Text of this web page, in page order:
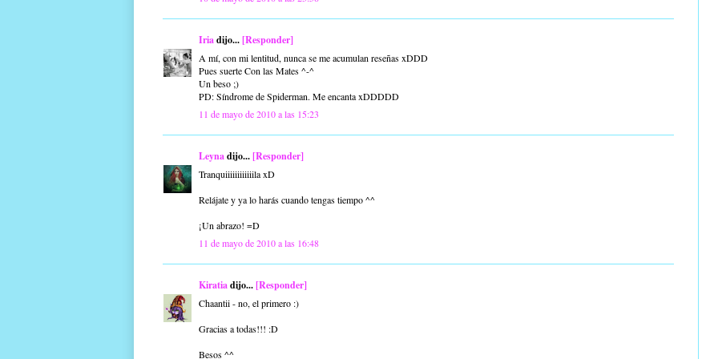
Iriadijo...[Responder]
A mí, con mi lentitud, nunca se me acumulan reseñas xDDD
Pues suerte Con las Mates ^-^
Un beso ;)
PD: Síndrome de Spiderman. Me encanta xDDDDD
11 de mayo de 2010 a las 15:23
Leynadijo...[Responder]
Tranquiiiiiiiiiiiila xD
Relájate y ya lo harás cuando tengas tiempo ^^
¡Un abrazo! =D
11 de mayo de 2010 a las 16:48
Kiratiadijo...[Responder]
Chaantii - no, el primero :)
Gracias a todas!!! :D
Besos ^^